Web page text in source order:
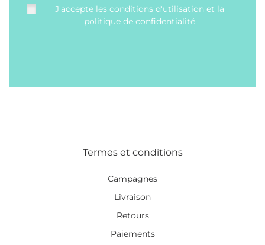
J'accepte les conditions d'utilisation et la
politique de confidentialité
Termes et conditions
Campagnes
Livraison
Retours
Paiements